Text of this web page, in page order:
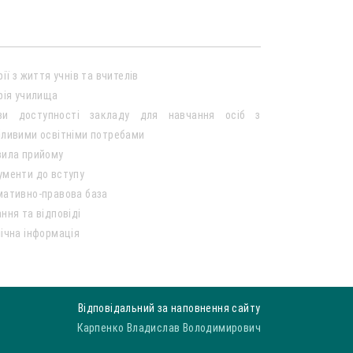
з життя учнів та вчителів
училища
доступності закладу для навчання осіб з
освітніми потребами
прийому
до вступу
правова база
та відповіді
інформація
Відповідальний за наповнення сайту
Карпенко Владислав Володимирович